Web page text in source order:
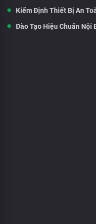
Kiểm Định Thiết Bị An
Đào Tạo Hiệu Chuẩn Nội